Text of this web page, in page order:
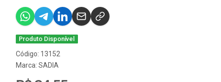
Produto Disponível
Código: 13152
Marca: SADIA